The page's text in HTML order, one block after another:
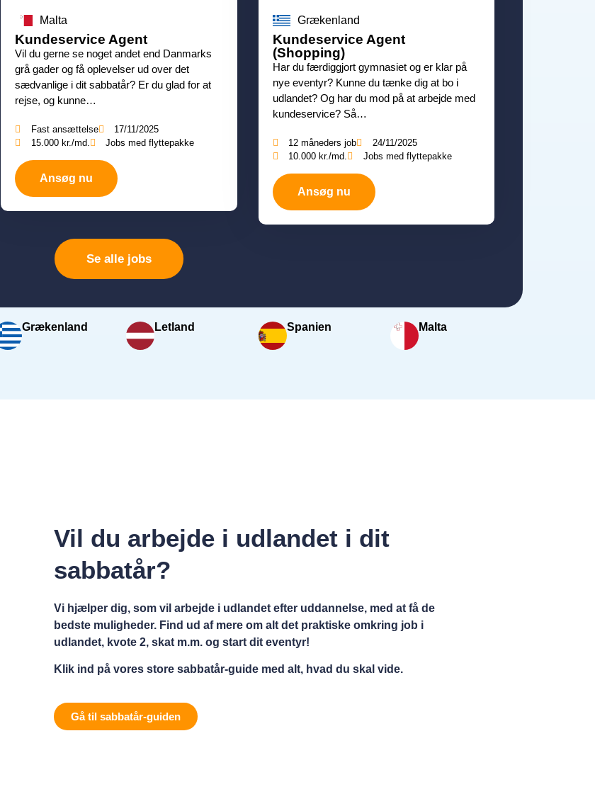
Malta
Kundeservice Agent
Vil du gerne se noget andet end Danmarks
grå gader og få oplevelser ud over det
sædvanlige i dit sabbatår? Er du glad for at
rejse, og kunne…
Fast ansættelse
17/11/2025
15.000 kr./md.
Jobs med flyttepakke
Ansøg nu
Grækenland
Kundeservice Agent
(Shopping)
Har du færdiggjort gymnasiet og er klar på
nye eventyr? Kunne du tænke dig at bo i
udlandet? Og har du mod på at arbejde med
kundeservice? Så…
12 måneders job
24/11/2025
10.000 kr./md.
Jobs med flyttepakke
Ansøg nu
Se alle jobs
Grækenland Letland Spanien Malta
Vil du arbejde i udlandet i dit
sabbatår?
Vi hjælper dig, som vil arbejde i udlandet efter uddannelse, med at få de
bedste muligheder. Find ud af mere om alt det praktiske omkring job i
udlandet, kvote 2, skat m.m. og start dit eventyr!
Klik ind på vores store sabbatår-guide med alt, hvad du skal vide.
Gå til sabbatår-guiden